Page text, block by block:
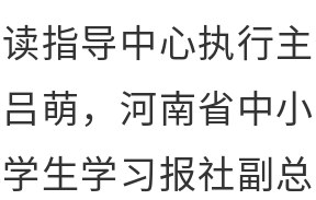
指导中心执行
萌，河南省中
生学习报社副